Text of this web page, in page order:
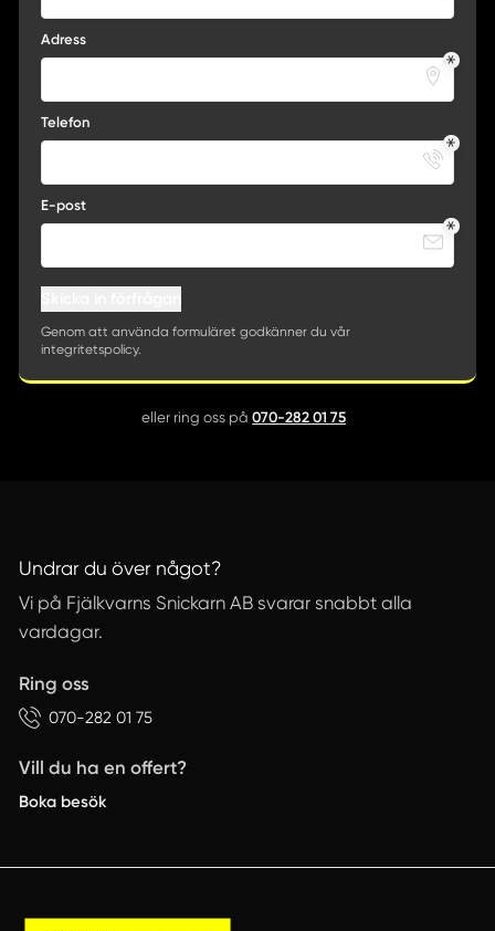
Adress
Telefon
E-post
Genom att använda formuläret godkänner du vår
integritetspolicy.
eller ring oss på070-282 01 75
Undrar du över något?
Vi på Fjälkvarns Snickarn AB svarar snabbt alla
vardagar.
Ring oss
070-282 01 75
Vill du ha en offert?
Boka besök